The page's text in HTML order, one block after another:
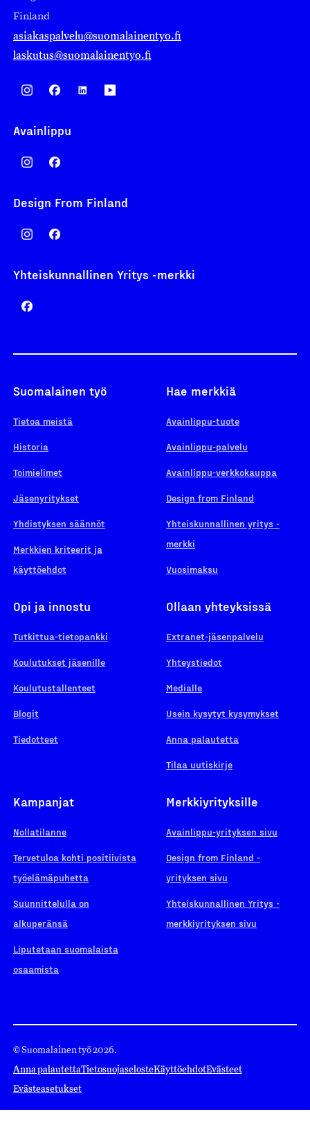
Finland
asiakaspalvelu@suomalainentyo.fi
laskutus@suomalainentyo.fi
Avainlippu
Design From Finland
Yhteiskunnallinen Yritys -merkki
Suomalainen työ
Tietoa meistä
Historia
Toimielimet
Jäsenyritykset
Yhdistyksen säännöt
Merkkien kriteerit ja
käyttöehdot
Hae merkkiä
Avainlippu-tuote
Avainlippu-palvelu
Avainlippu-verkkokauppa
Design from Finland
Yhteiskunnallinen yritys -
merkki
Vuosimaksu
Opi ja innostu
Tutkittua-tietopankki
Koulutukset jäsenille
Koulutustallenteet
Blogit
Tiedotteet
Ollaan yhteyksissä
Extranet-jäsenpalvelu
Yhteystiedot
Medialle
Usein kysytyt kysymykset
Anna palautetta
Tilaa uutiskirje
Kampanjat
Nollatilanne
Tervetuloa kohti positiivista
työelämäpuhetta
Suunnittelulla on
alkuperänsä
Liputetaan suomalaista
osaamista
Merkkiyrityksille
Avainlippu-yrityksen sivu
Design from Finland -
yrityksen sivu
Yhteiskunnallinen Yritys -
merkkiyrityksen sivu
© Suomalainen työ 2026.
Anna palautettaTietosuojaselosteKäyttöehdotEvästeet
Evästeasetukset